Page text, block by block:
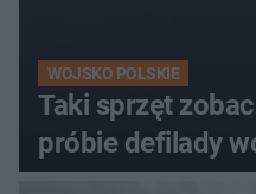
WOJSKO POLSKIE
Taki sprzęt
próbie defilady